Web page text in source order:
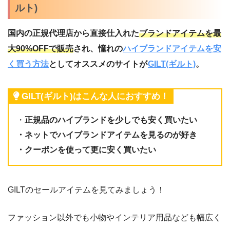
ルト)
国内の正規代理店から直接仕入れたブランドアイテムを最
大90%OFFで販売され、憧れのハイブランドアイテムを安
く買う方法としてオススメのサイトがGILT(ギルト)。
GILT(ギルト)はこんな人におすすめ！
・ 正規品のハイブランドを少しでも安く買いたい
・ネットでハイブランドアイテムを見るのが好き
・クーポンを使って更に安く買いたい
GILTのセールアイテムを見てみましょう！
ファッション以外でも小物やインテリア用品なども幅広く